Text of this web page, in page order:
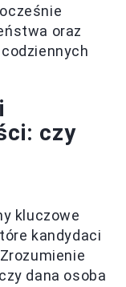
oraz
czy
kluczowe
kandydaci
dana osoba